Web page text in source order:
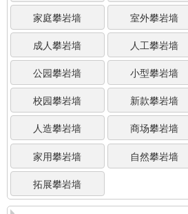
家庭攀岩墙 室外攀岩墙
成人攀岩墙 人工攀岩墙
公园攀岩墙 小型攀岩墙
校园攀岩墙 新款攀岩墙
人造攀岩墙 商场攀岩墙
家用攀岩墙 自然攀岩墙
拓展攀岩墙